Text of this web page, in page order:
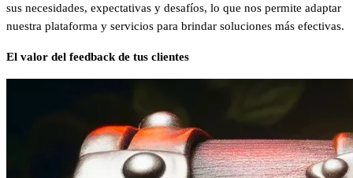
sus necesidades, expectativas y desafíos, lo que nos permite adaptar
nuestra plataforma y servicios para brindar soluciones más efectivas.
El valor del feedback de tus clientes